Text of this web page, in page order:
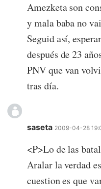
Amezketa son
y mala baba no
Seguid así,
después de 23
PNV que van
tras día.
saseta 2009-04-28
<P>Lo de las
Aralar la verdad
cuestion es que